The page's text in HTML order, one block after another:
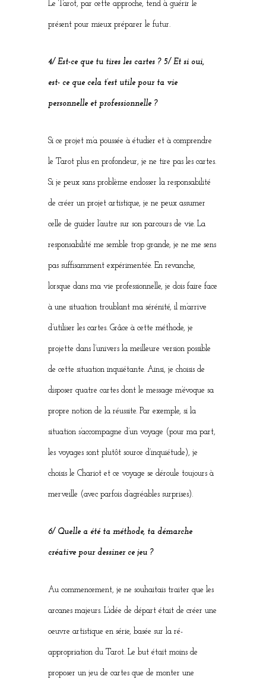
Le Tarot, par cette approche, tend à guérir le
présent pour mieux préparer le futur.
4/ Est-ce que tu tires les cartes ? 5/ Et si oui,
est- ce que cela t’est utile pour ta vie
personnelle et professionnelle ?
Si ce projet m’a poussée à étudier et à comprendre
le Tarot plus en profondeur, je ne tire pas les cartes.
Si je peux sans problème endosser la responsabilité
de créer un projet artistique, je ne peux assumer
celle de guider l’autre sur son parcours de vie. La
responsabilité me semble trop grande, je ne me sens
pas suffisamment expérimentée. En revanche,
lorsque dans ma vie professionnelle, je dois faire face
à une situation troublant ma sérénité, il m’arrive
d’utiliser les cartes. Grâce à cette méthode, je
projette dans l’univers la meilleure version possible
de cette situation inquiétante. Ainsi, je choisis de
disposer quatre cartes dont le message m’évoque sa
propre notion de la réussite. Par exemple, si la
situation s’accompagne d’un voyage (pour ma part,
les voyages sont plutôt source d’inquiétude), je
choisis le Chariot et ce voyage se déroule toujours à
merveille (avec parfois d’agréables surprises).
6/ Quelle a été ta méthode, ta démarche
créative pour dessiner ce jeu ?
Au commencement, je ne souhaitais traiter que les
arcanes majeurs. L’idée de départ était de créer une
oeuvre artistique en série, basée sur la ré-
appropriation du Tarot. Le but était moins de
proposer un jeu de cartes que de monter une